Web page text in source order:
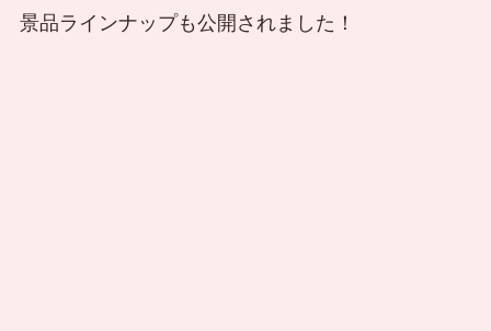
景品ラインナップも公開されました！